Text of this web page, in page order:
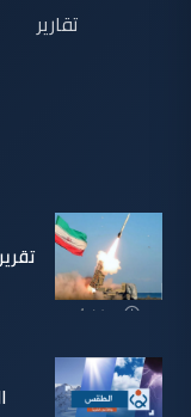
تقارير
منذ 4